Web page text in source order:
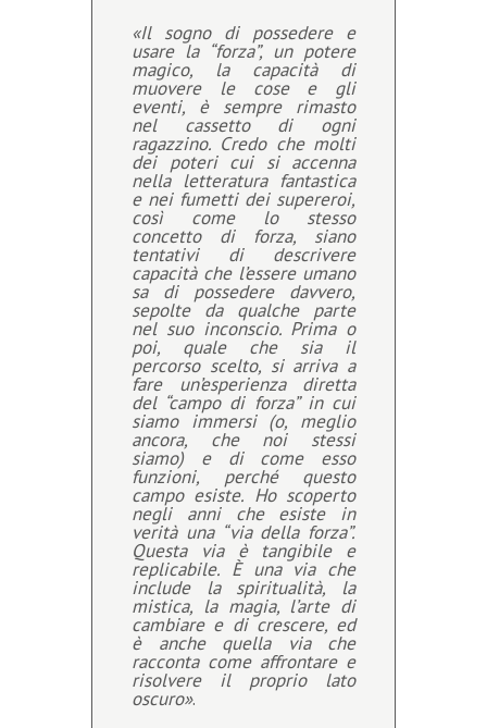
«Il sogno di possedere e
usare la “forza”, un potere
magico, la capacità di
muovere le cose e gli
eventi, è sempre rimasto
nel cassetto di ogni
ragazzino. Credo che molti
dei poteri cui si accenna
nella letteratura fantastica
e nei fumetti dei supereroi,
così come lo stesso
concetto di forza, siano
tentativi di descrivere
capacità che l’essere umano
sa di possedere davvero,
sepolte da qualche parte
nel suo inconscio. Prima o
poi, quale che sia il
percorso scelto, si arriva a
fare un’esperienza diretta
del “campo di forza” in cui
siamo immersi (o, meglio
ancora, che noi stessi
siamo) e di come esso
funzioni, perché questo
campo esiste. Ho scoperto
negli anni che esiste in
verità una “via della forza”.
Questa via è tangibile e
replicabile. È una via che
include la spiritualità, la
mistica, la magia, l’arte di
cambiare e di crescere, ed
è anche quella via che
racconta come affrontare e
risolvere il proprio lato
oscuro».